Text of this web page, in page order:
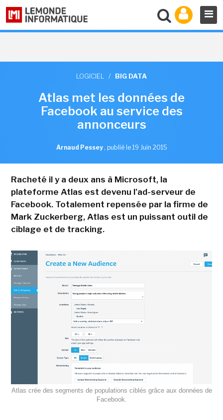
LOGICIEL / BIG DATA
Atlas met les données de
Facebook au service des
annonceurs
Arnaud Pessey , publié le 19 Juin 2015
Racheté il y a deux ans à Microsoft, la
plateforme Atlas est devenu l'ad-serveur de
Facebook. Totalement repensée par la firme de
Mark Zuckerberg, Atlas est un puissant outil de
ciblage et de tracking.
Atlas crée des segments de populations ciblés grâce aux données de
Facebook.